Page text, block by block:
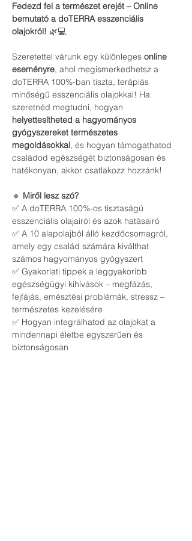
Fedezd fel a természet erejét – Online
bemutató a doTERRA esszenciális
olajokról! 🌿💻
Szeretettel várunk egy különleges online
eseményre, ahol megismerkedhetsz a
doTERRA 100%-ban tiszta, terápiás
minőségű esszenciális olajokkal! Ha
szeretnéd megtudni, hogyan
helyettesítheted a hagyományos
gyógyszereket természetes
megoldásokkal, és hogyan támogathatod
családod egészségét biztonságosan és
hatékonyan, akkor csatlakozz hozzánk!
🔹 Miről lesz szó?
✅ A doTERRA 100%-os tisztaságú
esszenciális olajairól és azok hatásairó
✅ A 10 alapolajból álló kezdőcsomagról,
amely egy család számára kiválthat
számos hagyományos gyógyszert
✅ Gyakorlati tippek a leggyakoribb
egészségügyi kihívások – megfázás,
fejfájás, emésztési problémák, stressz –
természetes kezelésére
✅ Hogyan integrálhatod az olajokat a
mindennapi életbe egyszerűen és
biztonságosan